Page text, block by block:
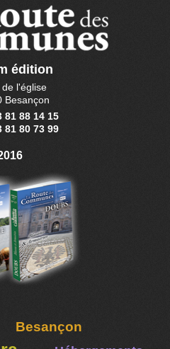
édition
l'église
Besançon
81 88 14 15
81 80 73 99
Besançon